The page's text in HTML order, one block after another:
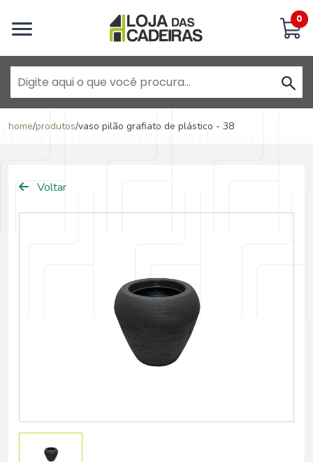
0
home/produtos/vaso pilão grafiato de plástico - 38
Voltar
Inicie uma conversa
Goiânia - Jardim América
Anápolis - Jundiaí
Goiânia - Jardim América II
Belo Horizonte - Belo Horizonte